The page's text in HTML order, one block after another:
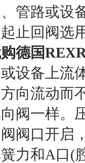
管路或设
止回阀选
德国
设备上流
向流动而
阀一样。
阀口开启
力和A口(